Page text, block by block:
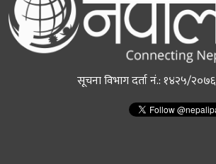
सूचना विभाग दर्ता नं.: १४२५/